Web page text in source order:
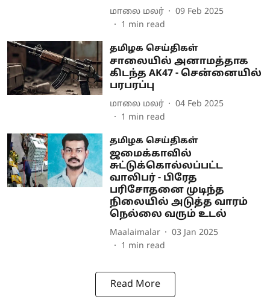
மாலை மலர்
09 Feb 2025
1 min read
தமிழக செய்திகள்
சாலையில் அனாமத்தாக
கிடந்த AK47 - சென்னையில்
பரபரப்பு
மாலை மலர்
04 Feb 2025
1 min read
தமிழக செய்திகள்
ஜமைக்காவில்
சுட்டுக்கொல்லப்பட்ட
வாலிபர் - பிரேத
பரிசோதனை முடிந்த
நிலையில் அடுத்த வாரம்
நெல்லை வரும் உடல்
Maalaimalar
03 Jan 2025
1 min read
Read More